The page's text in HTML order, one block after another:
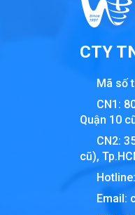
CTY
Mã số
CN1:
Quận 10
CN2:
cũ),
Hotline:
Email: